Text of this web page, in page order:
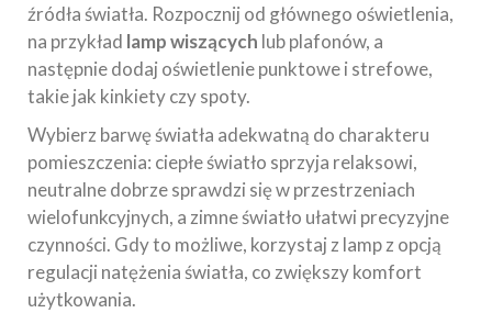
źródła światła. Rozpocznij od głównego oświetlenia,
na przykład lamp wiszących lub plafonów, a
następnie dodaj oświetlenie punktowe i strefowe,
takie jak kinkiety czy spoty.
Wybierz barwę światła adekwatną do charakteru
pomieszczenia: ciepłe światło sprzyja relaksowi,
neutralne dobrze sprawdzi się w przestrzeniach
wielofunkcyjnych, a zimne światło ułatwi precyzyjne
czynności. Gdy to możliwe, korzystaj z lamp z opcją
regulacji natężenia światła, co zwiększy komfort
użytkowania.